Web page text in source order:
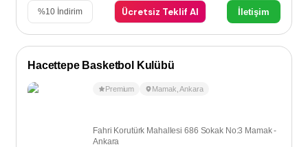
%10 İndirim Ücretsiz Teklif Al İletişim
Hacettepe Basketbol Kulübü
Premium Mamak ,Ankara
Fahri Korutürk Mahallesi 686 Sokak No:3 Mamak -
Ankara